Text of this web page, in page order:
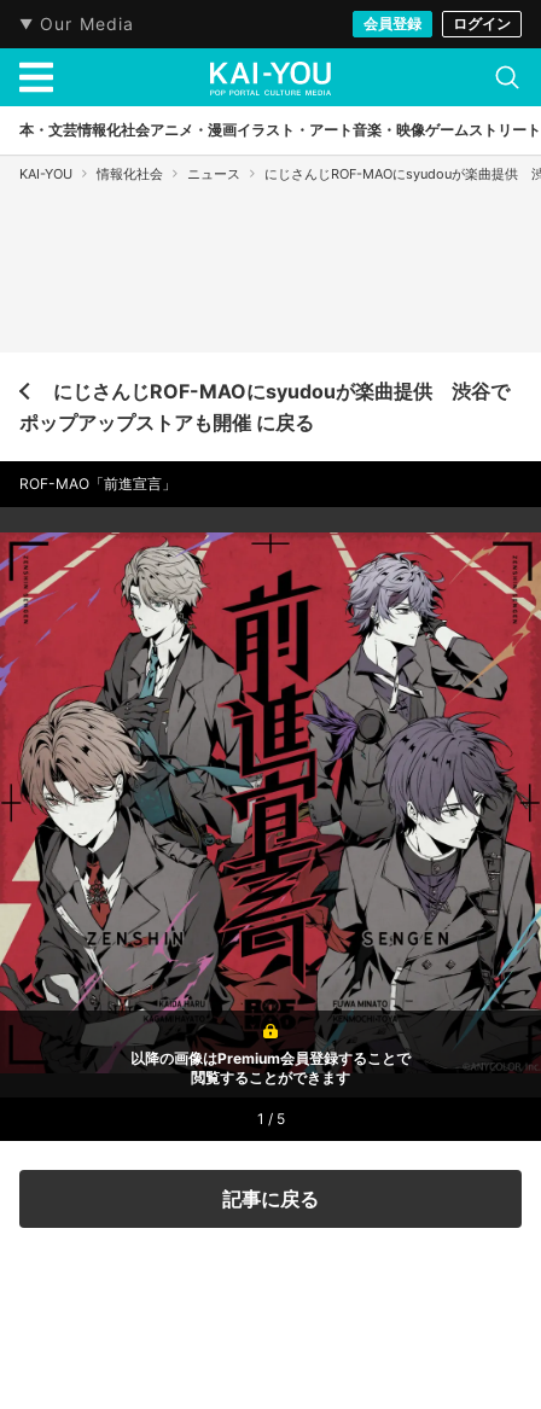
Our Media 会員登録 ログイン
本・文芸情報化社会アニメ・漫画イラスト・アート音楽・映像ゲームストリート
KAI-YOU 情報化社会 ニュース にじさんじROF-MAOにsyudouが楽曲提供
にじさんじROF-MAOにsyudouが楽曲提供 渋谷で
ポップアップストアも開催 に戻る
ROF-MAO「前進宣言」
以降の画像はPremium会員登録することで
閲覧することができます
1 / 5
記事に戻る